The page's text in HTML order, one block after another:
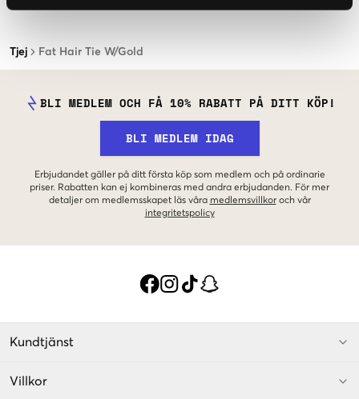
Tjej Fat Hair Tie W/Gold
BLI MEDLEM OCH FÅ 10% RABATT PÅ DITT KÖP!
BLI MEDLEM IDAG
Erbjudandet gäller på ditt första köp som medlem och på ordinarie
priser. Rabatten kan ej kombineras med andra erbjudanden. För mer
detaljer om medlemsskapet läs våra medlemsvillkor och vår
integritetspolicy
Kundtjänst
Villkor